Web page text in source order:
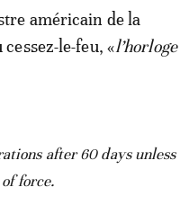
américain de la
le-feu, «l’horloge
after 60 days unless
force.